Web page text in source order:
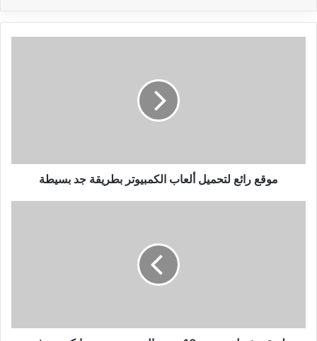
موقع رائع لتحميل ألعاب الكمبيوتر بطريقة جد بسيطة